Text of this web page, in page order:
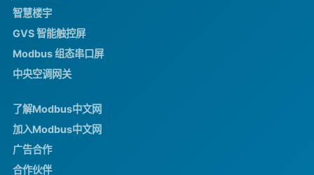
智慧楼宇
GVS 智能触控屏
Modbus 组态串口屏
中央空调网关
了解Modbus中文网
加入Modbus中文网
广告合作
合作伙伴